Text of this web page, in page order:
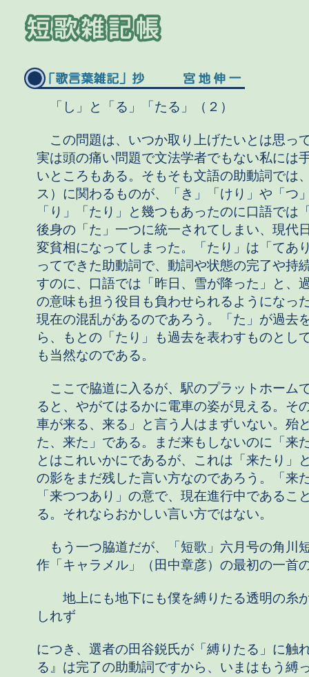
「し」と「る」「たる」（２）
この問題は、いつか取り上げたいとは思っ
実は頭の痛い問題で文法学者でもない私には
いところもある。そもそも文語の助動詞では
ス）に関わるものが、「き」「けり」や「つ
「り」「たり」と幾つもあったのに口語では
後身の「た」一つに統一されてしまい、現代
変貧相になってしまった。「たり」は「てあ
ってできた助動詞で、動詞や状態の完了や持
すのに、口語では「昨日、雪が降った」と、
の意味も担う役目も負わせられるようになっ
現在の混乱があるのであろう。「た」が過去
ら、もとの「たり」も過去を表わすものとし
も当然なのである。
ここで脇道に入るが、駅のプラットホーム
ると、やがてはるかに電車の姿が見える。そ
車が来る、来る」と言う人はまずいない。殆
た、来た」である。まだ来もしないのに「来
とはこれいかにであるが、これは「来たり」
の影をまだ残した言い方なのであろう。「来
「来つつあり」の意で、現在進行中であるこ
る。それならおかしい言い方ではない。
もう一つ脇道だが、「短歌」六月号の角川
作「キャラメル」（田中章彦）の最初の一
地上にも地下にも僕を縛りたる透明の糸
しれず
につき、選者の田谷鋭氏が「縛りたる」に触
る』は完了の助動詞ですから、いまはもう縛